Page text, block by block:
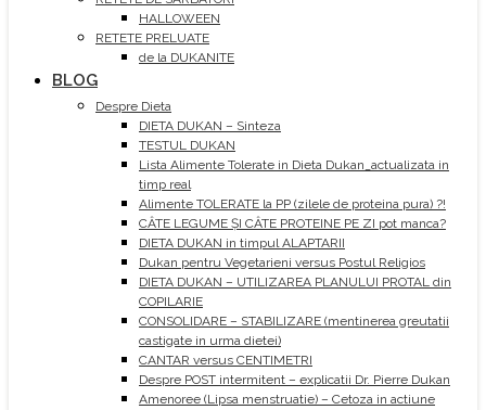
HALLOWEEN
RETETE PRELUATE
de la DUKANITE
BLOG
Despre Dieta
DIETA DUKAN – Sinteza
TESTUL DUKAN
Lista Alimente Tolerate in Dieta Dukan_actualizata in
timp real
Alimente TOLERATE la PP (zilele de proteina pura) ?!
CÂTE LEGUME ȘI CÂTE PROTEINE PE ZI pot manca?
DIETA DUKAN in timpul ALAPTARII
Dukan pentru Vegetarieni versus Postul Religios
DIETA DUKAN – UTILIZAREA PLANULUI PROTAL din
COPILARIE
CONSOLIDARE – STABILIZARE (mentinerea greutatii
castigate in urma dietei)
CANTAR versus CENTIMETRI
Despre POST intermitent – explicatii Dr. Pierre Dukan
Amenoree (Lipsa menstruatie) – Cetoza in actiune